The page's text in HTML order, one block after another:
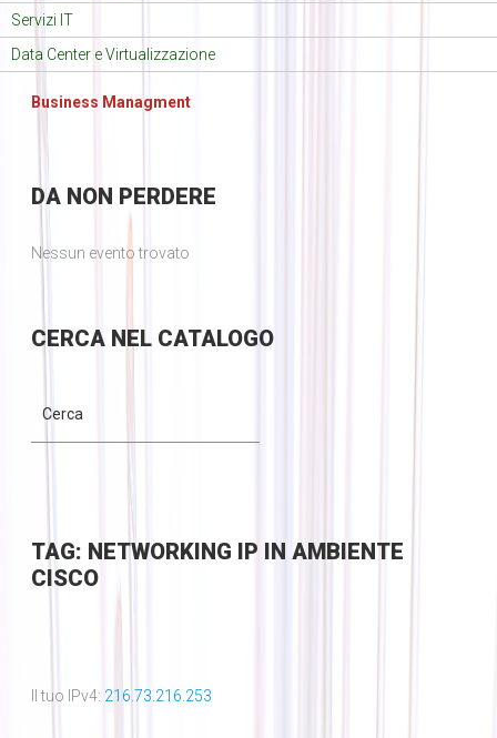
Servizi IT
Data Center e Virtualizzazione
Business Managment
DANON PERDERE
Nessun evento trovato
CERCANEL CATALOGO
TAG: NETWORKING IP IN AMBIENTE
CISCO
Il tuo IPv4: 216.73.216.253